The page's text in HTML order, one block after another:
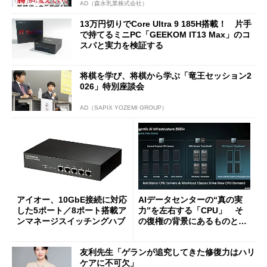
AD（森永乳業株式会社）
13万円切りでCore Ultra 9 185H搭載！ 片手
で持てるミニPC「GEEKOM IT13 Max」のコ
スパと実力を検証する
将棋を学び、将棋から学ぶ「竜王セッション2
026」特別座談会
AD（SAPIX YOZEMI GROUP）
アイオー、10GbE接続に対応
した5ポート／8ポート搭載ア
ンマネージスイッチングハブ
AIデータセンターの“真の実
力”を左右する「CPU」 そ
の復権の背景にあるものと
友利先生「ゲランが追究してきた修復力はハリ
ケアに不可欠」